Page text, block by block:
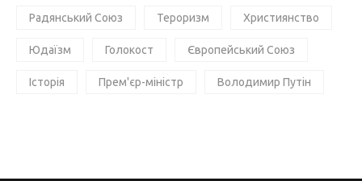
Радянський Союз Тероризм Християнство
Юдаїзм Голокост Європейський Союз
Історія Прем'єр-міністр Володимир Путін